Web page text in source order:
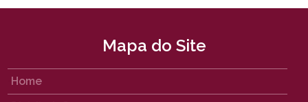
Mapa do Site
Home